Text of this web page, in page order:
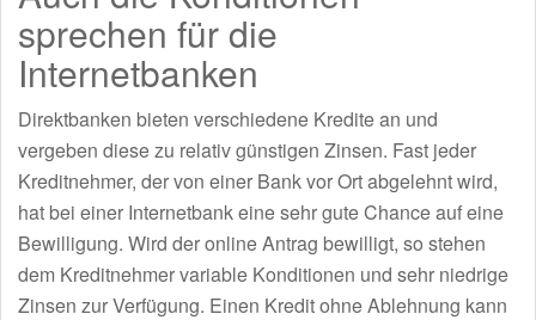
sprechen für die
Internetbanken
Direktbanken bieten verschiedene Kredite an und
vergeben diese zu relativ günstigen Zinsen. Fast jeder
Kreditnehmer, der von einer Bank vor Ort abgelehnt wird,
hat bei einer Internetbank eine sehr gute Chance auf eine
Bewilligung. Wird der online Antrag bewilligt, so stehen
dem Kreditnehmer variable Konditionen und sehr niedrige
Zinsen zur Verfügung. Einen Kredit ohne Ablehnung kann